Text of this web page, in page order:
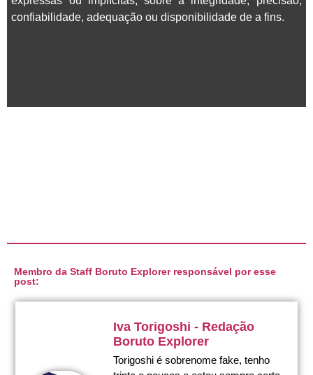
confiabilidade, adequação ou disponibilidade de a fins.
Membro da Staff Boruto Explorer responsável por esse
post:
Iva Torigoshi - Redação
Boruto Explorer
Torigoshi é sobrenome fake, tenho